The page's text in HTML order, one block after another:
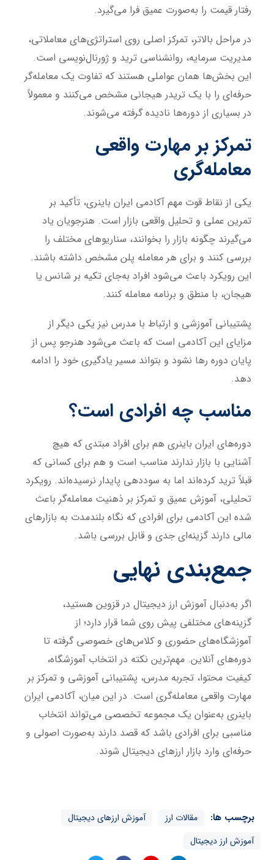
رفتار قیمت را به‌صورت عمیق فرا می‌گیرد.
در مراحل بالاتر، تمرکز اصلی روی استراتژی‌های معاملاتی،
مدیریت سرمایه، روانشناسی ترید و ژورنال‌نویسی است.
این بخش‌ها همان عواملی هستند که تفاوت یک معامله‌گر
حرفه‌ای را با یک تریدر هیجانی مشخص می‌کنند و معمولاً
در بسیاری از دوره‌ها نادیده گرفته می‌شوند.
تمرکز بر مهارت واقعی
معامله‌گری
یکی از نقاط قوت مهم آکادمی ایران باینری، تأکید بر
تمرین عملی و تحلیل واقعی بازار است. هنرجویان یاد
می‌گیرند چگونه بازار را بخوانند، سناریوهای مختلف را
بررسی کنند و برای هر معامله پلن مشخص داشته باشند.
این رویکرد باعث می‌شود افراد به‌جای تکیه بر شانس یا
هیجان، با منطق و برنامه معامله کنند.
پشتیبانی آموزشی و ارتباط با مدرس نیز یکی دیگر از
مزایای این آکادمی است که باعث می‌شود هنرجو پس از
پایان دوره رها نشود و بتواند مسیر یادگیری خود را ادامه
دهد.
مناسب چه افرادی است؟
دوره‌های ایران باینری هم برای افراد مبتدی که هیچ
آشنایی با بازار ندارند مناسب است و هم برای کسانی که
قبلاً ترید کرده‌اند اما به سوددهی پایدار نرسیده‌اند. رویکرد
تحلیلی، آموزش عمیق و تمرکز بر ذهنیت معامله‌گر باعث
شده این آکادمی برای افرادی که نگاه بلندمدت به بازارهای
مالی دارند گزینه‌ای جدی و قابل بررسی باشد.
جمع‌بندی نهایی
اگر به‌دنبال آموزش ارز دیجیتال در قزوین هستید،
گزینه‌های مختلفی پیش روی شما قرار دارد؛ از
آموزشگاه‌های حضوری و کلاس‌های خصوصی گرفته تا
دوره‌های آنلاین. مهم‌ترین نکته در انتخاب آموزشگاه،
کیفیت محتوا، تجربه مدرس، پشتیبانی آموزشی و تمرکز بر
مهارت واقعی معامله‌گری است. در این میان، آکادمی ایران
باینری به‌عنوان یک مجموعه تخصصی می‌تواند انتخاب
مناسبی برای افرادی باشد که قصد دارند به‌صورت اصولی و
حرفه‌ای وارد بازار ارزهای دیجیتال شوند.
برچسب ها: مقالات ارز
آموزش ارزهای دیجیتال
آموزش ارز دیجیتال